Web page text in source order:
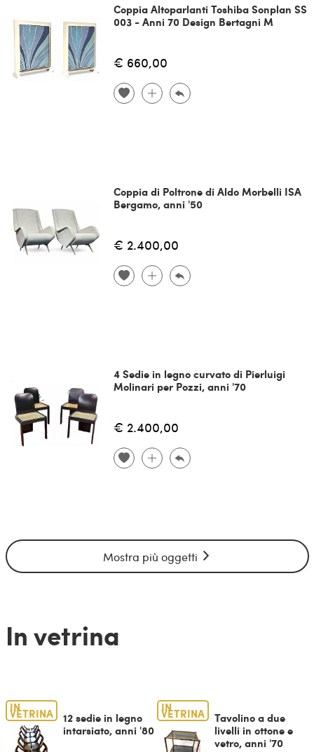
Coppia Altoparlanti Toshiba Sonplan SS
003 - Anni 70 Design Bertagni M
€ 660,00
Coppia di Poltrone di Aldo Morbelli ISA
Bergamo, anni '50
€ 2.400,00
4 Sedie in legno curvato di Pierluigi
Molinari per Pozzi, anni '70
€ 2.400,00
Mostra più oggetti
In vetrina
IN
VETRINA
12 sedie in legno
intarsiato, anni '80
IN
VETRINA
Tavolino a due
livelli in ottone e
vetro, anni '70